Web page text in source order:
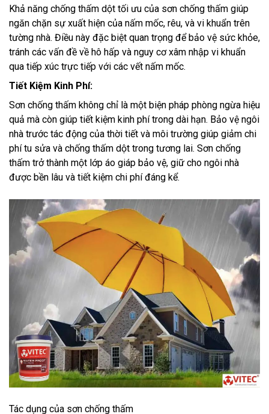
Khả năng chống thấm dột tối ưu của sơn chống thấm giúp
ngăn chặn sự xuất hiện của nấm mốc, rêu, và vi khuẩn trên
tường nhà. Điều này đặc biệt quan trọng để bảo vệ sức khỏe,
tránh các vấn đề về hô hấp và nguy cơ xâm nhập vi khuẩn
qua tiếp xúc trực tiếp với các vết nấm mốc.
Tiết Kiệm Kinh Phí:
Sơn chống thấm không chỉ là một biện pháp phòng ngừa hiệu
quả mà còn giúp tiết kiệm kinh phí trong dài hạn. Bảo vệ ngôi
nhà trước tác động của thời tiết và môi trường giúp giảm chi
phí tu sửa và chống thấm dột trong tương lai. Sơn chống
thấm trở thành một lớp áo giáp bảo vệ, giữ cho ngôi nhà
được bền lâu và tiết kiệm chi phí đáng kể.
Tác dụng của sơn chống thấm